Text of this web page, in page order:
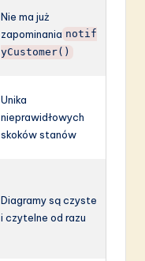
Nie ma już
zapominania notif
yCustomer()
Unika
nieprawidłowych
skoków stanów
Diagramy są czyste
i czytelne od razu